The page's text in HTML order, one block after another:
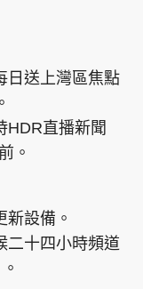
日送上灣區焦點
HDR直播新聞
。
新設備。
二十四小時頻道